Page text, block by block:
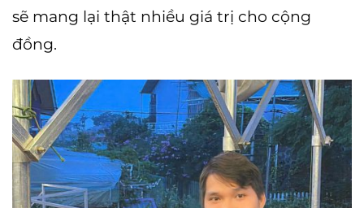
sẽ mang lại thật nhiều giá trị cho cộng
đồng.